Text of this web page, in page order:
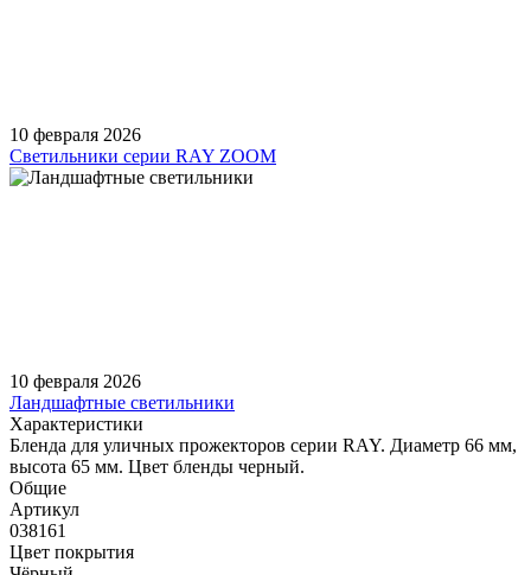
10 февраля 2026
Светильники серии RAY ZOOM
10 февраля 2026
Ландшафтные светильники
Характеристики
Бленда для уличных прожекторов серии RAY. Диаметр 66 мм,
высота 65 мм. Цвет бленды черный.
Общие
Артикул
038161
Цвет покрытия